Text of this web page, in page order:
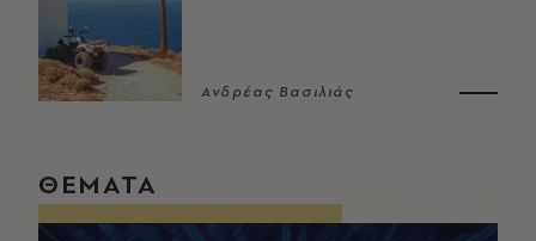
Ανδρέας Βασιλιάς
ΘΕΜΑΤΑ